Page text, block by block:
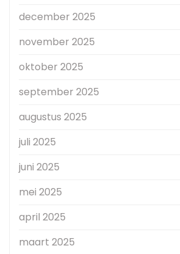
december 2025
november 2025
oktober 2025
september 2025
augustus 2025
juli 2025
juni 2025
mei 2025
april 2025
maart 2025